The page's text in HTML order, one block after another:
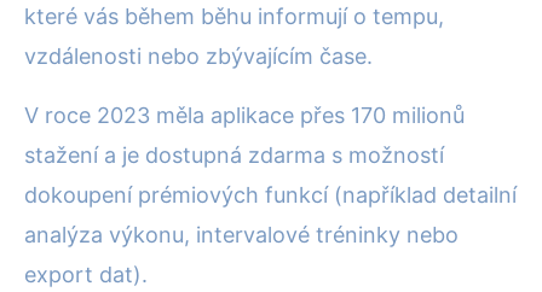
které vás během běhu informují o tempu,
vzdálenosti nebo zbývajícím čase.
V roce 2023 měla aplikace přes 170 milionů
stažení a je dostupná zdarma s možností
dokoupení prémiových funkcí (například detailní
analýza výkonu, intervalové tréninky nebo
export dat).